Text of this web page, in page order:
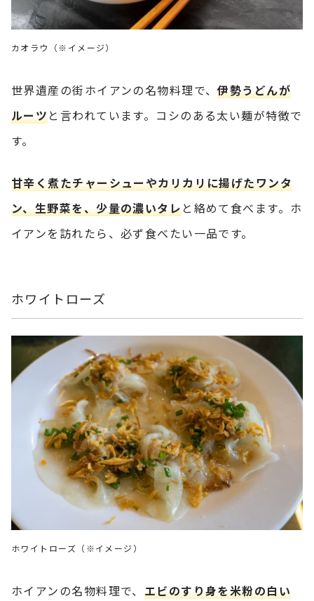
カオラウ（※イメージ）
世界遺産の街ホイアンの名物料理で、伊勢うどんが
ルーツと言われています。コシのある太い麺が特徴で
す。
甘辛く煮たチャーシューやカリカリに揚げたワンタ
ン、生野菜を、少量の濃いタレと絡めて食べます。ホ
イアンを訪れたら、必ず食べたい一品です。
ホワイトローズ
ホワイトローズ（※イメージ）
ホイアンの名物料理で、 エビのすり身を米粉の白い